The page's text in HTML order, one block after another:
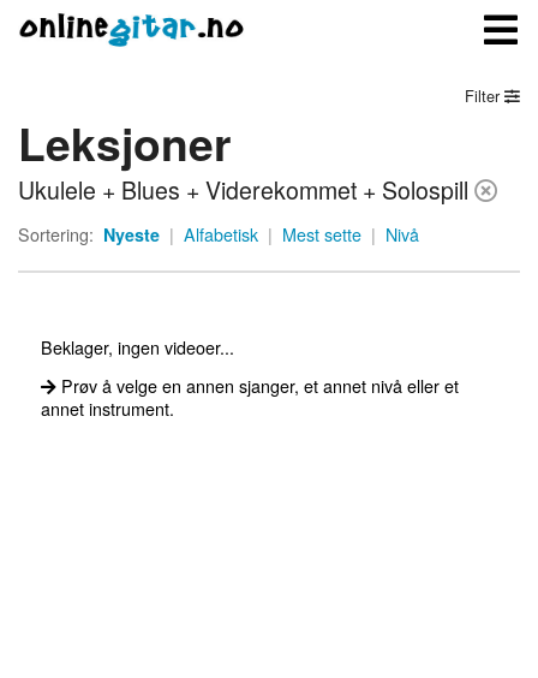
Meny
Logg inn
Filter
Leksjoner
Ukulele + Blues + Viderekommet + Solospill
Sortering: Nyeste | Alfabetisk | Mest sette | Nivå
Beklager, ingen videoer...
Prøv å velge en annen sjanger, et annet nivå eller et
annet instrument.